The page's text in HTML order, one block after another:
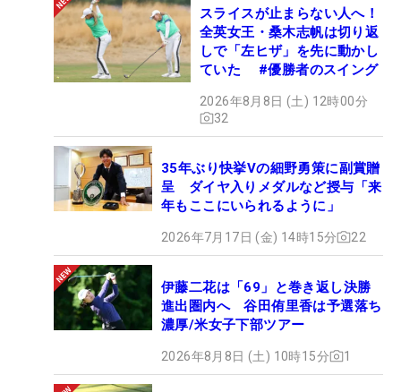
スライスが止まらない人へ！
全英女王・桑木志帆は切り返
しで「左ヒザ」を先に動かし
ていた #優勝者のスイング
2026年8月8日 (土) 12時00分
32
35年ぶり快挙Vの細野勇策に副賞贈
呈 ダイヤ入りメダルなど授与「来
年もここにいられるように」
2026年7月17日 (金) 14時15分 22
伊藤二花は「69」と巻き返し決勝
進出圏内へ 谷田侑里香は予選落ち
濃厚/米女子下部ツアー
2026年8月8日 (土) 10時15分 1